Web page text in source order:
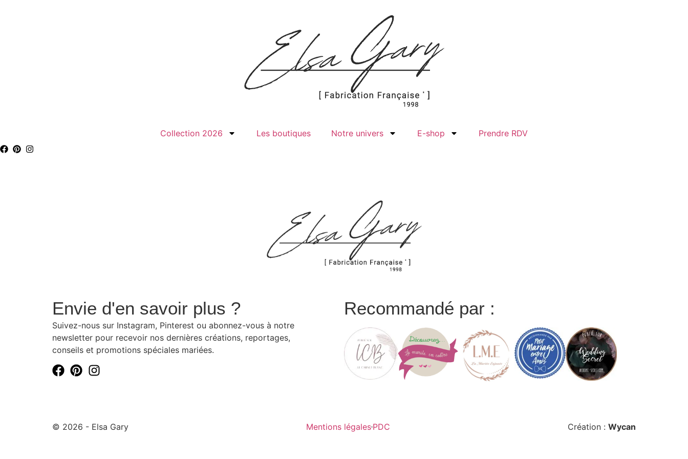
Collection 2026 Les boutiques Notre univers E-shop Prendre RDV
Envie d'en savoir plus ?
Suivez-nous sur Instagram, Pinterest ou abonnez-vous à notre
newsletter pour recevoir nos dernières créations, reportages,
conseils et promotions spéciales mariées.
Recommandé par :
© 2026 - Elsa Gary Mentions légales PDC Création : Wycan